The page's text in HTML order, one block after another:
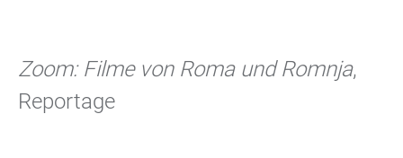
Zoom: Filme von Roma und Romnja,
Reportage